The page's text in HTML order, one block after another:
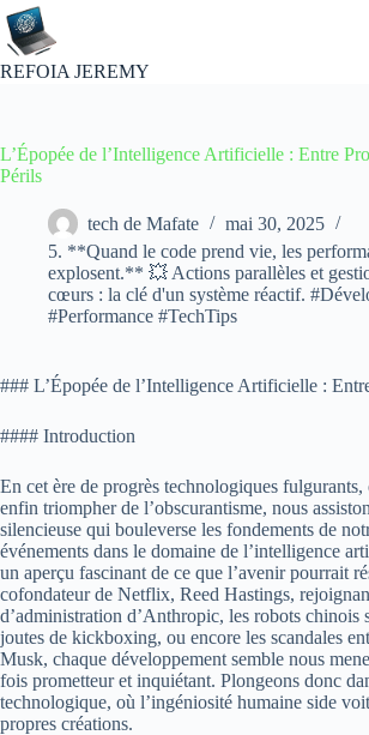
Passer
au
contenu
REFOIA JEREMY
L’Épopée de l’Intelligence Artificielle : Entre
Périls
tech de Mafate
mai 30, 2025
5. **Quand le code prend vie, les
explosent.** 💥 Actions parallèles et
cœurs : la clé d'un système réactif.
#Performance #TechTips
### L’Épopée de l’Intelligence Artificielle :
#### Introduction
En cet ère de progrès technologiques
enfin triompher de l’obscurantisme, nous
silencieuse qui bouleverse les fondements de
événements dans le domaine de l’intelligence
un aperçu fascinant de ce que l’avenir pourrait
cofondateur de Netflix, Reed Hastings,
d’administration d’Anthropic, les robots chinois
joutes de kickboxing, ou encore les scandales
Musk, chaque développement semble nous
fois prometteur et inquiétant. Plongeons donc
technologique, où l’ingéniosité humaine side
propres créations.